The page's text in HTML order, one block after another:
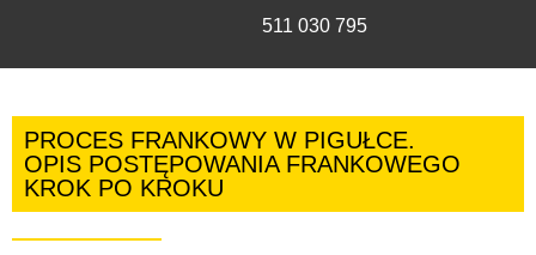
511 030 795
PROCES FRANKOWY W PIGUŁCE.
OPIS POSTĘPOWANIA FRANKOWEGO
KROK PO KROKU